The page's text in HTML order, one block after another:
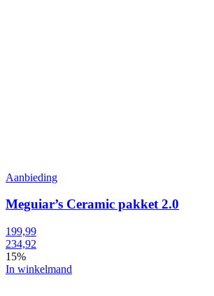
Aanbieding
Meguiar’s Ceramic pakket 2.0
199,99
234,92
15%
In winkelmand